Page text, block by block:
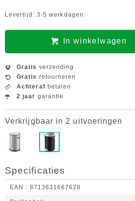
Levertijd: 3-5 werkdagen
In winkelwagen
Gratis verzending
Gratis retourneren
Achteraf betalen
2 jaar garantie
Verkrijgbaar in 2 uitvoeringen
Specificaties
EAN 8713631667628